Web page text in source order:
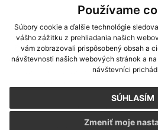
Používame
Súbory cookie a ďalšie technológie
vášho zážitku z prehliadania našich
vám zobrazovali prispôsobený obsah a
návštevnosti našich webových stránok a
návštevníci
SÚHLASÍM
Zmeniť moje
využite možnosť získavania aktuálnych
CMS systém (redakčný) systém ECHELON
webex.digital, s.r.o.,
Posledná aktualizácia: